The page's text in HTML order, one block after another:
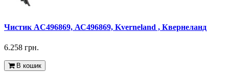
Чистик AC496869, АС496869, Kverneland , Квернеланд
6.258 грн.
В кошик